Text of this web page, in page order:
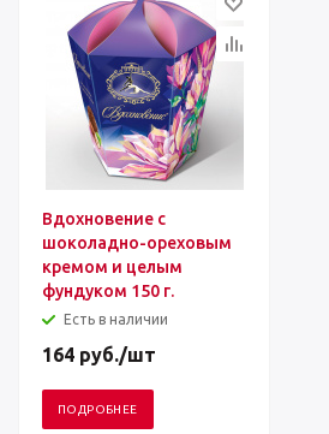
Вдохновение с
шоколадно-ореховым
кремом и целым
фундуком 150 г.
Есть в наличии
164 руб./шт
ПОДРОБНЕЕ